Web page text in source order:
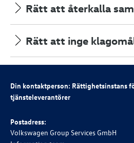
Rätt att återkalla
Rätt att inge
Din kontaktperson: Rättighetsinstans
tjänsteleverantörer
Postadress:
Volkswagen Group Services GmbH